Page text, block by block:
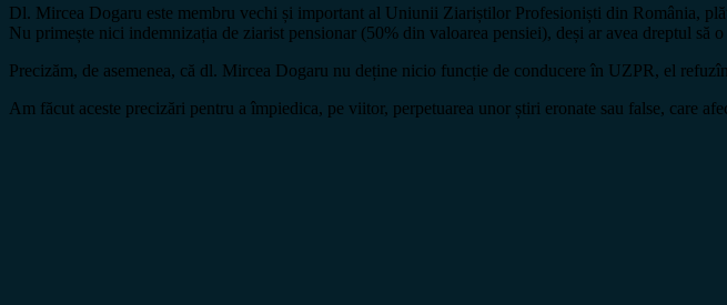
Dl. Mircea Dogaru este membru vechi și important al Uniunii Ziariștilor Profesioniști din România,
Nu primește nici indemnizația de ziarist pensionar (50% din valoarea pensiei), deși ar avea dreptul
Precizăm, de asemenea, că dl. Mircea Dogaru nu deține nicio funcție de conducere în UZPR, el
Am făcut aceste precizări pentru a împiedica, pe viitor, perpetuarea unor știri eronate sau false, care